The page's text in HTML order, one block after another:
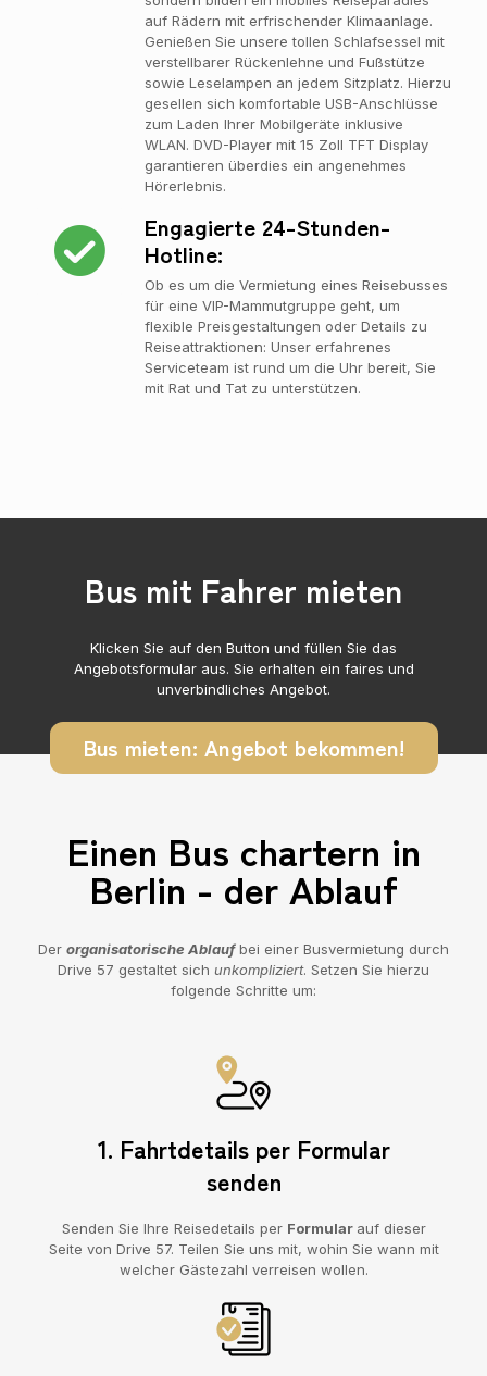
auf Rädern mit erfrischender Klimaanlage.
Genießen Sie unsere tollen Schlafsessel mit
verstellbarer Rückenlehne und Fußstütze
sowie Leselampen an jedem Sitzplatz. Hierzu
gesellen sich komfortable USB-Anschlüsse
zum Laden Ihrer Mobilgeräte inklusive
WLAN. DVD-Player mit 15 Zoll TFT Display
garantieren überdies ein angenehmes
Hörerlebnis.
Engagierte 24-Stunden-
Hotline:
Ob es um die Vermietung eines Reisebusses
für eine VIP-Mammutgruppe geht, um
flexible Preisgestaltungen oder Details zu
Reiseattraktionen: Unser erfahrenes
Serviceteam ist rund um die Uhr bereit, Sie
mit Rat und Tat zu unterstützen.
Bus mit Fahrer mieten
Klicken Sie auf den Button und füllen Sie das
Angebotsformular aus. Sie erhalten ein faires und
unverbindliches Angebot.
Bus mieten: Angebot bekommen!
Einen Bus chartern in
Berlin - der Ablauf
Der organisatorische Ablaufbei einer Busvermietung durch
Drive 57 gestaltet sich unkompliziert. Setzen Sie hierzu
folgende Schritte um:
1. Fahrtdetails per Formular
senden
Senden Sie Ihre Reisedetails per Formular auf dieser
Seite von Drive 57. Teilen Sie uns mit, wohin Sie wann mit
welcher Gästezahl verreisen wollen.